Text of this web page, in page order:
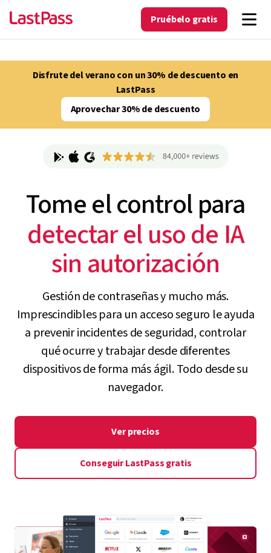
Pruébelo gratis
Disfrute del verano con un 30% de descuento en
LastPass
Aprovechar 30% de descuento
Tome el control para
detectar el uso de IA
sin autorización
Gestión de contraseñas y mucho más.
Imprescindibles para un acceso seguro le ayuda
a prevenir incidentes de seguridad, controlar
qué ocurre y trabajar desde diferentes
dispositivos de forma más ágil. Todo desde su
navegador.
Ver precios
Conseguir LastPass gratis